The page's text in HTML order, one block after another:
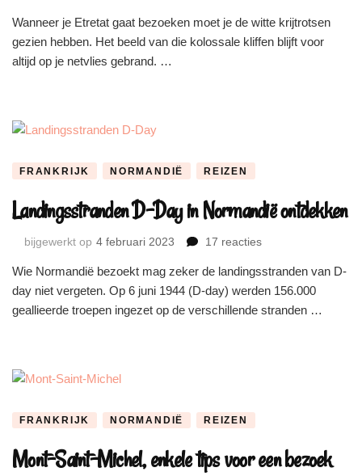
bezoeken,
wat
Wanneer je Etretat gaat bezoeken moet je de witte krijtrotsen
gezien hebben. Het beeld van die kolossale kliffen blijft voor
altijd op je netvlies gebrand. …
FRANKRIJK NORMANDIË REIZEN
Landingsstranden D-Day in Normandië ontdekken
bijgewerkt op 4 februari 2023 17 reactiesop
D-
Day
in
Wie Normandië bezoekt mag zeker de landingsstranden van D-
day niet vergeten. Op 6 juni 1944 (D-day) werden 156.000
geallieerde troepen ingezet op de verschillende stranden …
FRANKRIJK NORMANDIË REIZEN
Mont-Saint-Michel, enkele tips voor een bezoek